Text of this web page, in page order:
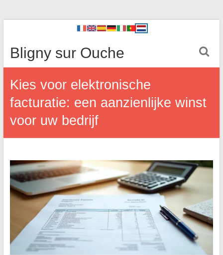
Bligny sur Ouche
Kies voor elektronische
facturatie: een aanzienlijke winst
voor uw bedrijf